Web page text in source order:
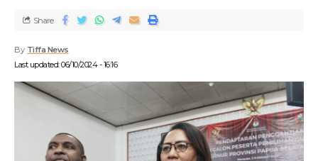
Last updated: 06/10/2024 - 16:16
By Tiffa News
Share